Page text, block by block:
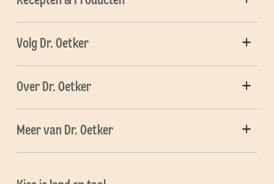
Volg Dr. Oetker
Over Dr. Oetker
Meer van Dr. Oetker